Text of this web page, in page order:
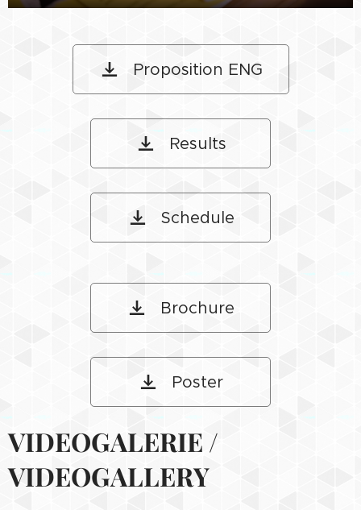
Proposition ENG
Results
Schedule
Brochure
Poster
VIDEOGALERIE /
VIDEOGALLERY